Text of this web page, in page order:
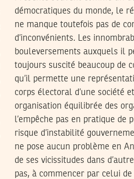
démocratiques du monde, le
ne manque toutefois pas de
d’inconvénients. Les
bouleversements auxquels il
toujours suscité beaucoup de
qu’il permette une
corps électoral d’une société
organisation équilibrée des
l’empêche pas en pratique de
risque d’instabilité
ne pose aucun problème en
de ses vicissitudes dans
pas, à commencer par celui